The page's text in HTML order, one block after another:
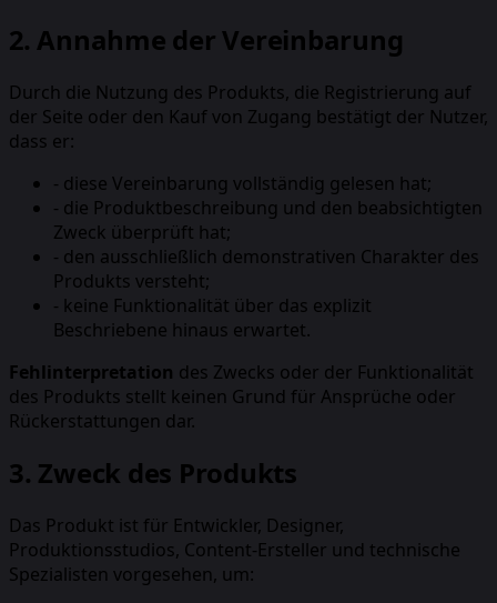
2. Annahme der Vereinbarung
Durch die Nutzung des Produkts, die Registrierung auf
der Seite oder den Kauf von Zugang bestätigt der Nutzer,
dass er:
- diese Vereinbarung vollständig gelesen hat;
- die Produktbeschreibung und den beabsichtigten
Zweck überprüft hat;
- den ausschließlich demonstrativen Charakter des
Produkts versteht;
- keine Funktionalität über das explizit
Beschriebene hinaus erwartet.
Fehlinterpretation des Zwecks oder der Funktionalität
des Produkts stellt keinen Grund für Ansprüche oder
Rückerstattungen dar.
3. Zweck des Produkts
Das Produkt ist für Entwickler, Designer,
Produktionsstudios, Content-Ersteller und technische
Spezialisten vorgesehen, um: